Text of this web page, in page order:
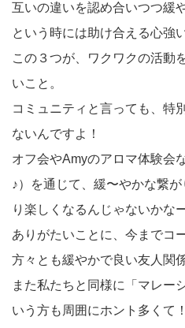
互いの違いを認め合いつつ緩
という時には助け合える心強
この３つが、ワクワクの活動
いこと。
コミュニティと言っても、特
ないんですよ！
オフ会やAmyのアロマ体験会
♪）を通じて、緩〜やかな繋
り楽しくなるんじゃないかな
ありがたいことに、今までコ
方々とも緩やかで良い友人関
また私たちと同様に「マレー
いう方も周囲にホント多くて！